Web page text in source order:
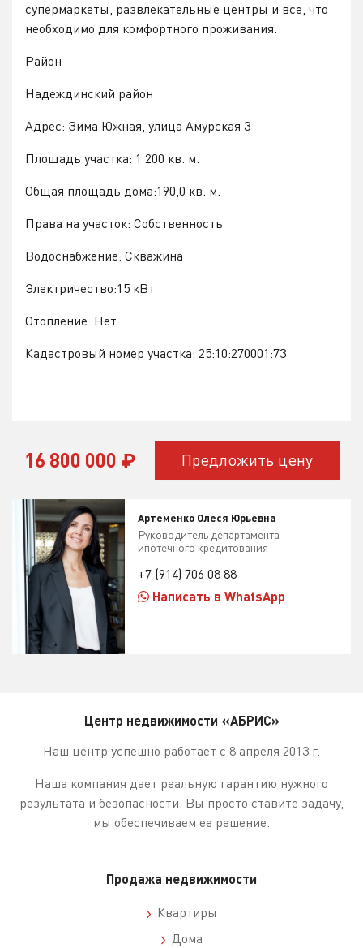
супермаркеты, развлекательные центры и все, что
необходимо для комфортного проживания.
Район
Надеждинский район
Адрес: Зима Южная, улица Амурская 3
Площадь участка: 1 200 кв. м.
Общая площадь дома:190,0 кв. м.
Права на участок: Собственность
Водоснабжение: Скважина
Электричество:15 кВт
Отопление: Нет
Кадастровый номер участка: 25:10:270001:73
16 800 000 ₽ Предложить цену
Артеменко Олеся Юрьевна
Руководитель департамента
ипотечного кредитования
+7 (914) 706 08 88
Написать в WhatsApp
Центр недвижимости «АБРИС»
Наш центр успешно работает с 8 апреля 2013 г.
Наша компания дает реальную гарантию нужного
результата и безопасности. Вы просто ставите задачу,
мы обеспечиваем ее решение.
Продажа недвижимости
Квартиры
Дома